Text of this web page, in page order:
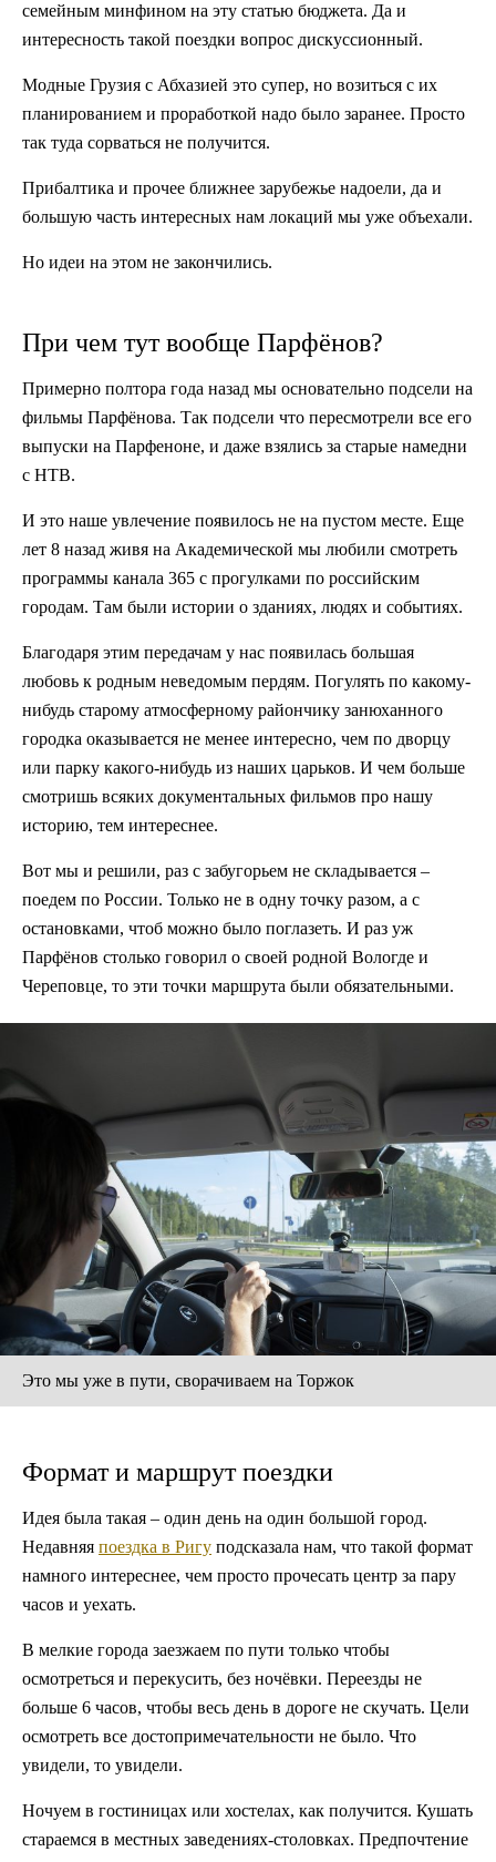
семейным минфином на эту статью бюджета. Да и
интересность такой поездки вопрос дискуссионный.
Модные Грузия с Абхазией это супер, но возиться с их
планированием и проработкой надо было заранее. Просто
так туда сорваться не получится.
Прибалтика и прочее ближнее зарубежье надоели, да и
большую часть интересных нам локаций мы уже объехали.
Но идеи на этом не закончились.
При чем тут вообще Парфёнов?
Примерно полтора года назад мы основательно подсели на
фильмы Парфёнова. Так подсели что пересмотрели все его
выпуски на Парфеноне, и даже взялись за старые намедни
с НТВ.
И это наше увлечение появилось не на пустом месте. Еще
лет 8 назад живя на Академической мы любили смотреть
программы канала 365 с прогулками по российским
городам. Там были истории о зданиях, людях и событиях.
Благодаря этим передачам у нас появилась большая
любовь к родным неведомым пердям. Погулять по какому-
нибудь старому атмосферному райончику занюханного
городка оказывается не менее интересно, чем по дворцу
или парку какого-нибудь из наших царьков. И чем больше
смотришь всяких документальных фильмов про нашу
историю, тем интереснее.
Вот мы и решили, раз с забугорьем не складывается –
поедем по России. Только не в одну точку разом, а с
остановками, чтоб можно было поглазеть. И раз уж
Парфёнов столько говорил о своей родной Вологде и
Череповце, то эти точки маршрута были обязательными.
Это мы уже в пути, сворачиваем на Торжок
Формат и маршрут поездки
Идея была такая – один день на один большой город.
Недавняя поездка в Ригу подсказала нам, что такой формат
намного интереснее, чем просто прочесать центр за пару
часов и уехать.
В мелкие города заезжаем по пути только чтобы
осмотреться и перекусить, без ночёвки. Переезды не
больше 6 часов, чтобы весь день в дороге не скучать. Цели
осмотреть все достопримечательности не было. Что
увидели, то увидели.
Ночуем в гостиницах или хостелах, как получится. Кушать
стараемся в местных заведениях-столовках. Предпочтение